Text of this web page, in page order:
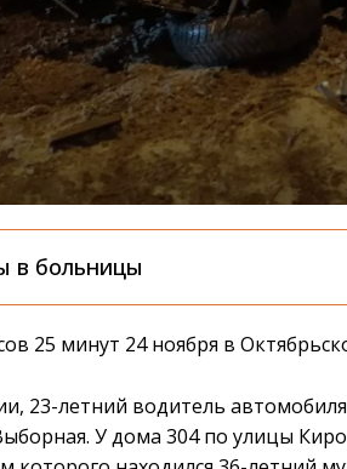
в больницы
25 минут 24 ноября в
23-летний водитель автомобиля
У дома 304 по улицы